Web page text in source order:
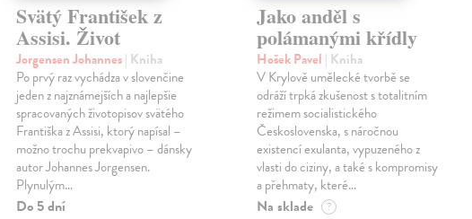
Svätý František z
Assisi. Život
Jorgensen Johannes| Kniha
Po prvý raz vychádza v slovenčine
jeden z najznámejších a najlepšie
spracovaných životopisov svätého
Františka z Assisi, ktorý napísal –
možno trochu prekvapivo – dánsky
autor Johannes Jorgensen.
Plynulým…
Do 5 dní
Jako anděl s
polámanými křídly
Hošek Pavel | Kniha
V Krylově umělecké tvorbě se
odráží trpká zkušenost s totalitním
režimem socialistického
Československa, s náročnou
existencí exulanta, vypuzeného z
vlasti do ciziny, a také s kompromisy
a přehmaty, které…
Na sklade ?